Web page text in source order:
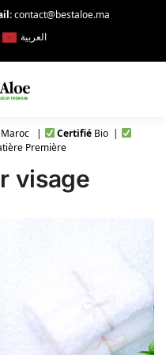
contact@bestaloe.ma
العربية
Maroc | Certifié Bio |
Première
visage